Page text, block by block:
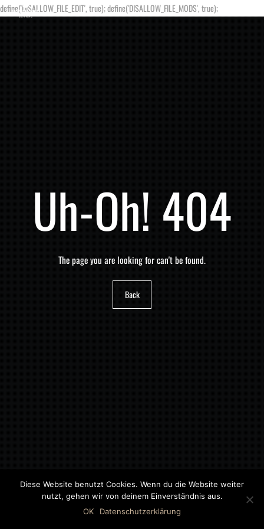
define('DISALLOW_FILE_EDIT', true); define('DISALLOW_FILE_MODS', true);
Uh-Oh! 404
The page you are looking for can't be found.
Back
©2018 MWB – MOTORWAGEN BERNAU GMBH
Diese Website benutzt Cookies. Wenn du die Website weiter
nutzt, gehen wir von deinem Einverständnis aus.
OK
Datenschutzerklärung